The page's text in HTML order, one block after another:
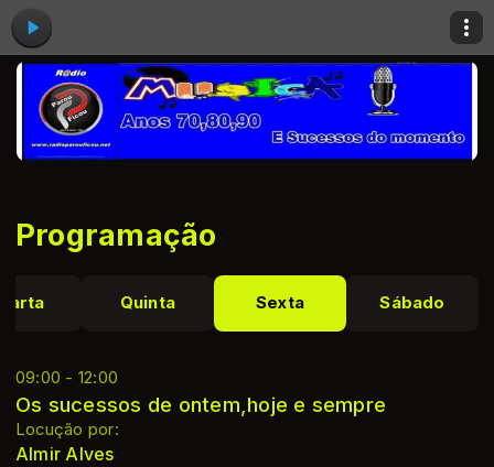
Programação
Quinta Sexta Sábado
09:00 - 12:00
Os sucessos de ontem,hoje e sempre
Locução por:
Almir Alves